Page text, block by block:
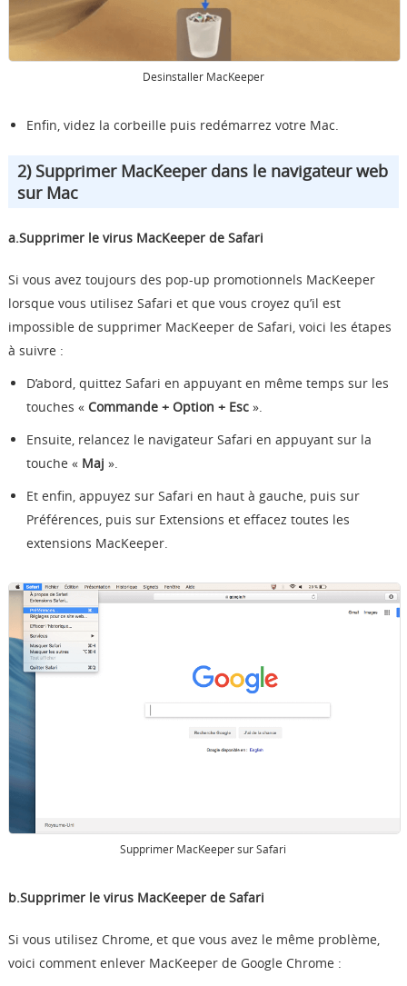
Desinstaller MacKeeper
Enfin, videz la corbeille puis redémarrez votre Mac.
2) Supprimer MacKeeper dans le navigateur web
sur Mac
a.Supprimer le virus MacKeeper de Safari
Si vous avez toujours des pop-up promotionnels MacKeeper
lorsque vous utilisez Safari et que vous croyez qu’il est
impossible de supprimer MacKeeper de Safari, voici les étapes
à suivre :
D’abord, quittez Safari en appuyant en même temps sur les
touches « Commande + Option + Esc».
Ensuite, relancez le navigateur Safari en appuyant sur la
touche « Maj ».
Et enfin, appuyez sur Safari en haut à gauche, puis sur
Préférences, puis sur Extensions et effacez toutes les
extensions MacKeeper.
Supprimer MacKeeper sur Safari
b.Supprimer le virus MacKeeper de Safari
Si vous utilisez Chrome, et que vous avez le même problème,
voici comment enlever MacKeeper de Google Chrome :